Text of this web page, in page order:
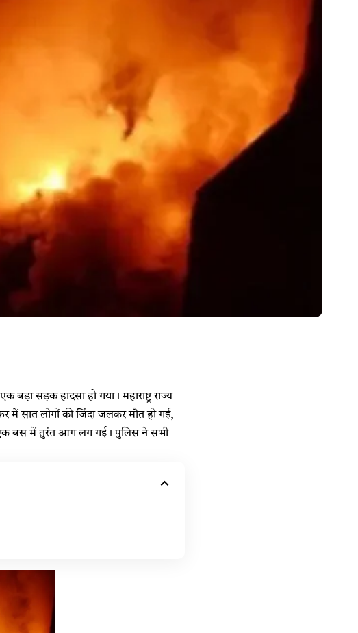
सड़क हादसा हो गया। महाराष्ट्र राज्य
सात लोगों की जिंदा जलकर मौत हो गई,
एक बस में तुरंत आग लग गई। पुलिस ने सभी